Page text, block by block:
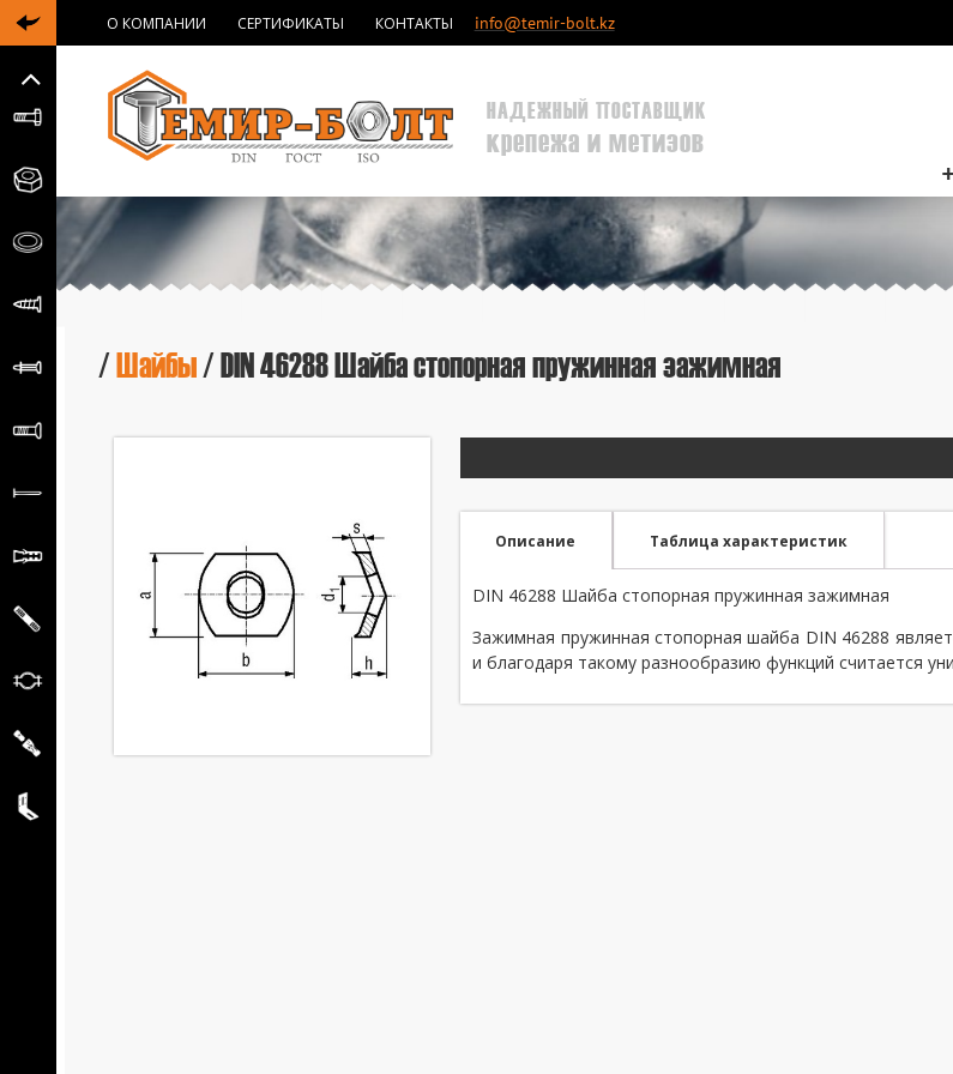
О КОМПАНИИ СЕРТИФИКАТЫ КОНТАКТЫ info@temir-bolt.kz
НАДЕЖНЫЙ ПОСТАВЩИК
крепежа и метизов
/Шайбы/ DIN 46288 Шайба стопорная пружинная зажимная
Описание Таблица характеристик
DIN 46288 Шайба стопорная пружинная зажимная
Зажимная пружинная стопорная шайба DIN 46288
и благодаря такому разнообразию функций считается